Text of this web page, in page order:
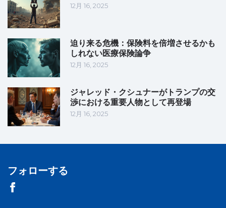
12月 16, 2025
迫り来る危機：保険料を倍増させるかも
しれない医療保険論争
12月 16, 2025
ジャレッド・クシュナーがトランプの交
渉における重要人物として再登場
12月 16, 2025
フォローする